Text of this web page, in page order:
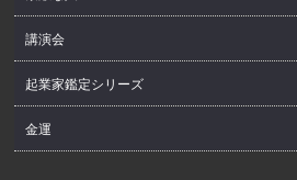
講演会
起業家鑑定シリーズ
金運